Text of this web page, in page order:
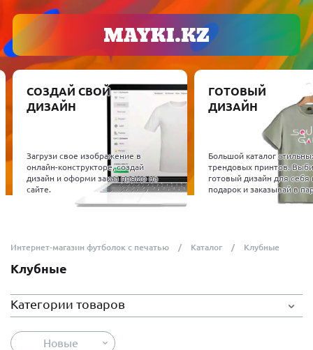
СОЗДАЙ СВОЙ
ДИЗАЙН
Загрузи свое изображение в
онлайн-конструкторе, создай
дизайн и оформи заказ прямо на
сайте.
ГОТОВЫЙ
ДИЗАЙН
Большой каталог
трендовых принтов.
готовый дизайн для себя
подарок и заказывай в
Интернет-магазин футболок с печатью Каталог Клубные
Клубные
Категории товаров
Новые